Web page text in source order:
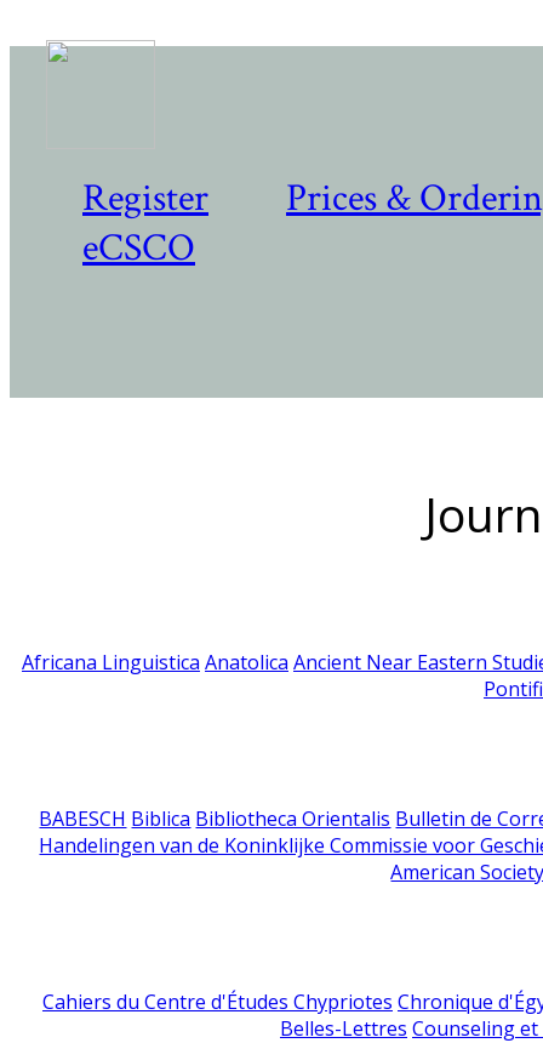
Register
Prices &
eCSCO
Africana Linguistica Anatolica Ancient Near Eastern
BABESCH Biblica Bibliotheca Orientalis Bulletin de
Handelingen van de Koninklijke Commissie voor
American
Cahiers du Centre d'Études Chypriotes Chronique
Belles-Lettres Counseling